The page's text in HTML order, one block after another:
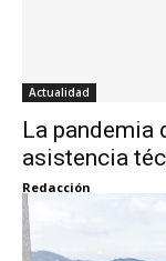
Actualidad
La pandemia
asistencia
Redacción